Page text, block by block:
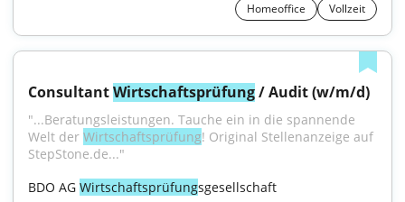
Homeoffice
Vollzeit
Consultant Wirtschaftsprüfung / Audit (w/m/d)
"...Beratungsleistungen. Tauche ein in die spannende
Welt der Wirtschaftsprüfung! Original Stellenanzeige auf
StepStone.de..."
BDO AG Wirtschaftsprüfungsgesellschaft